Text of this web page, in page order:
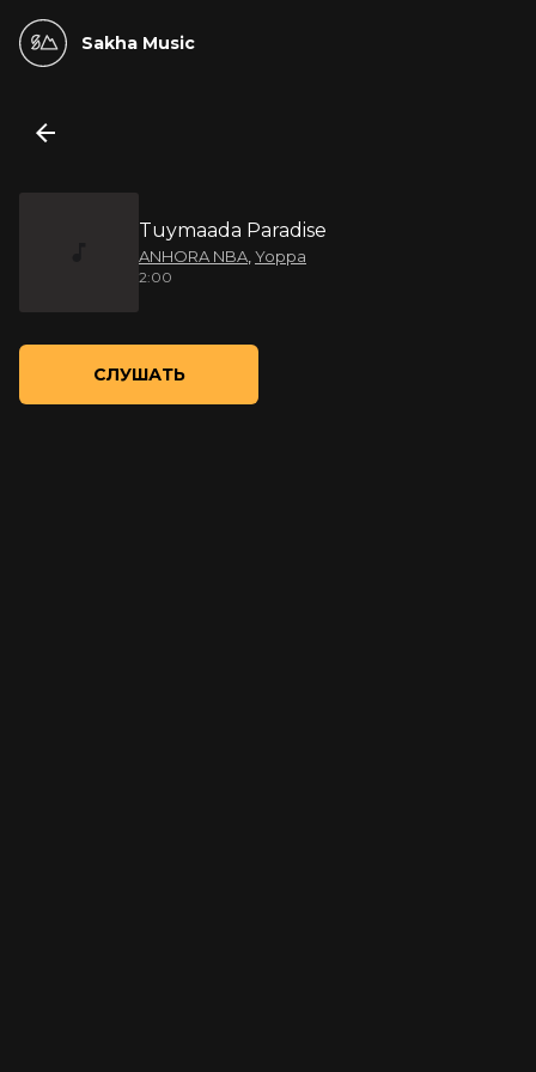
Sakha Music
Tuymaada Paradise
ANHORA NBA Yoppa
2:00
СЛУШАТЬ